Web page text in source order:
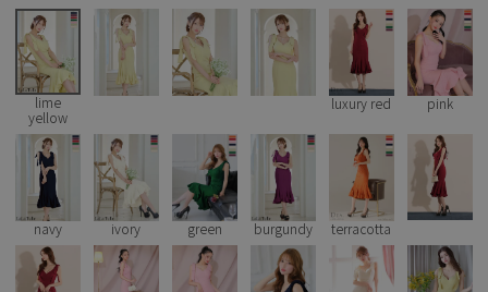
JENNNY
COMEX
Rechercher
Pleaser
lime
yellow
luxury red pink
navy ivory green burgundy terracotta